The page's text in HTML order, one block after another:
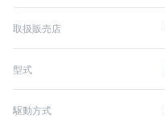
取扱販売店
型式
駆動方式